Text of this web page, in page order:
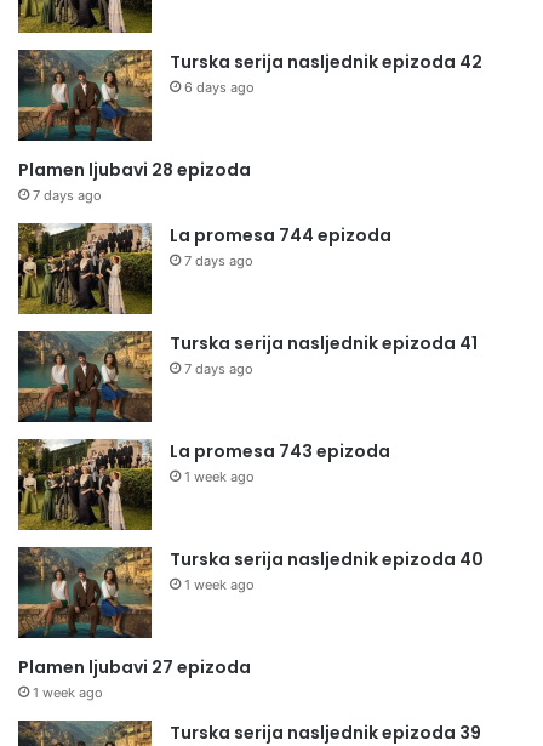
Turska serija nasljednik epizoda 42
6 days ago
Plamen ljubavi 28 epizoda
7 days ago
La promesa 744 epizoda
7 days ago
Turska serija nasljednik epizoda 41
7 days ago
La promesa 743 epizoda
1 week ago
Turska serija nasljednik epizoda 40
1 week ago
Plamen ljubavi 27 epizoda
1 week ago
Turska serija nasljednik epizoda 39